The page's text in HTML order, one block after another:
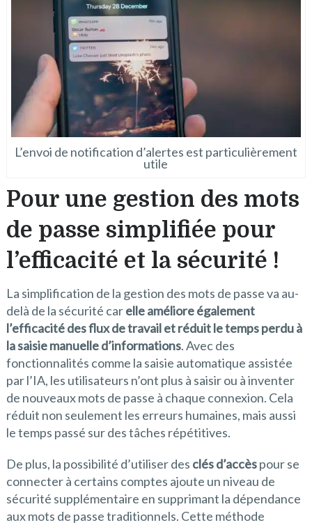
L’envoi de notification d’alertes est particulièrement
utile
Pour une gestion des mots
de passe simplifiée pour
l’efficacité et la sécurité !
La simplification de la gestion des mots de passe va au-
delà de la sécurité carelle améliore également
l’efficacité des flux de travail et réduit le temps perdu à
la saisie manuelle d’informations. Avec des
fonctionnalités comme la saisie automatique assistée
par l’IA, les utilisateurs n’ont plus à saisir ou à inventer
de nouveaux mots de passe à chaque connexion. Cela
réduit non seulement les erreurs humaines, mais aussi
le temps passé sur des tâches répétitives.
De plus, la possibilité d’utiliser des clés d’accèspour se
connecter à certains comptes ajoute un niveau de
sécurité supplémentaire en supprimant la dépendance
aux mots de passe traditionnels. Cette méthode